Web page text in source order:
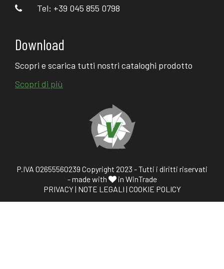
Tel: +39 045 855 0798
Download
Scopri e scarica tutti nostri cataloghi prodotto
Scopri di più
P.IVA 02655560239 Copyright 2023 - Tutti i diritti riservati
- made with
in WinTrade
PRIVACY| NOTE LEGALI | COOKIE POLICY